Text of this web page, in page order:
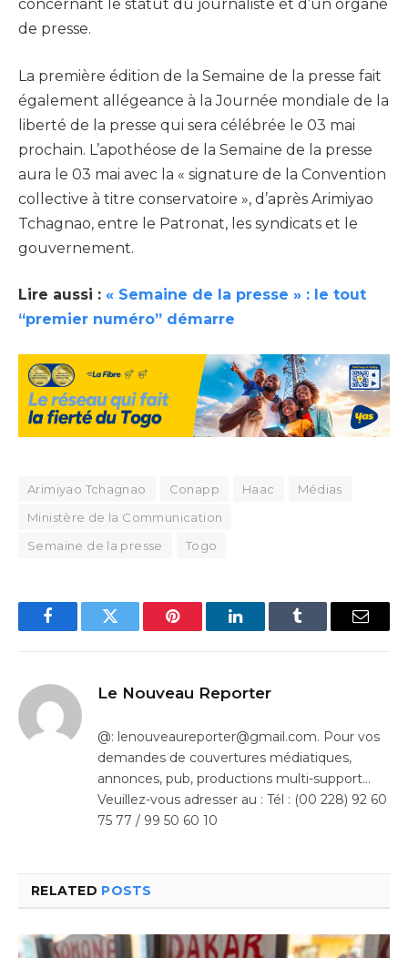
concernant le statut du journaliste et d’un organe
de presse.
La première édition de la Semaine de la presse fait
également allégeance à la Journée mondiale de la
liberté de la presse qui sera célébrée le 03 mai
prochain. L’apothéose de la Semaine de la presse
aura le 03 mai avec la « signature de la Convention
collective à titre conservatoire », d’après Arimiyao
Tchagnao, entre le Patronat, les syndicats et le
gouvernement.
Lire aussi : « Semaine de la presse » : le tout
“premier numéro” démarre
Arimiyao Tchagnao Conapp Haac
Médias
Ministère de la Communication
Semaine de la presse
Togo
FacebookTwitter Pinterest LinkedInTumblr Email
Le Nouveau Reporter
@: lenouveaureporter@gmail.com. Pour vos
demandes de couvertures médiatiques,
annonces, pub, productions multi-support…
Veuillez-vous adresser au : Tél : (00 228) 92 60
75 77 / 99 50 60 10
RELATED POSTS